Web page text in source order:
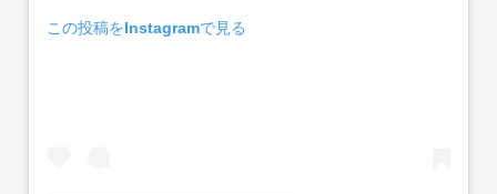
この投稿をInstagramで見る